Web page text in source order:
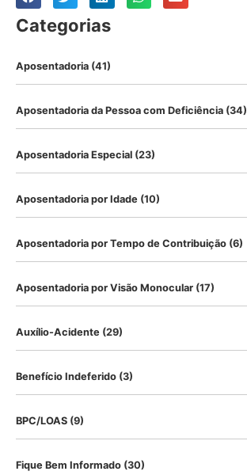
Categorias
Aposentadoria (41)
Aposentadoria da Pessoa com Deficiência (34)
Aposentadoria Especial (23)
Aposentadoria por Idade (10)
Aposentadoria por Tempo de Contribuição (6)
Aposentadoria por Visão Monocular (17)
Auxílio-Acidente (29)
Benefício Indeferido (3)
BPC/LOAS (9)
Fique Bem Informado (30)